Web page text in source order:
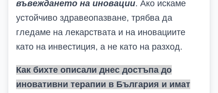
въвеждането на иновации. Ако искаме
устойчиво здравеопазване, трябва да
гледаме на лекарствата и на иновациите
като на инвестиция, а не като на разход.
Как бихте описали днес достъпа до
иновативни терапии в България и имат